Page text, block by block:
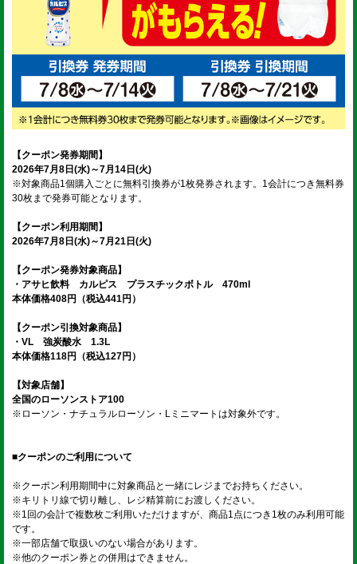
【クーポン発券期間】
2026年7月8日(水)～7月14日(火)
※対象商品1個購入ごとに無料引換券が1枚発券されます。1会計につき無料券
30枚まで発券可能となります。
【クーポン利用期間】
2026年7月8日(水)～7月21日(火)
【クーポン発券対象商品】
・アサヒ飲料 カルピス プラスチックボトル 470ml
本体価格408円（税込441円）
【クーポン引換対象商品】
・VL 強炭酸水 1.3L
本体価格118円（税込127円）
【対象店舗】
全国のローソンストア100
※ローソン・ナチュラルローソン・Lミニマートは対象外です。
■クーポンのご利用について
※クーポン利用期間中に対象商品と一緒にレジまでお持ちください。
※キリトリ線で切り離し、レジ精算前にお渡しください。
※1回の会計で複数枚ご利用いただけますが、商品1点につき1枚のみ利用可能
です。
※一部店舗で取扱いのない場合があります。
※他のクーポン券との併用はできません。